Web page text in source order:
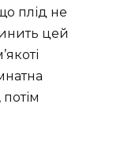
плід не
цей